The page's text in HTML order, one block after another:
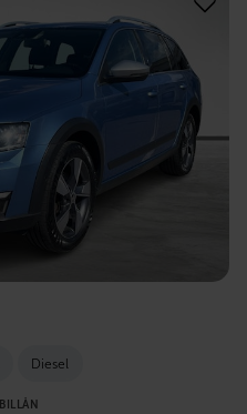
Diesel
BILLÅN